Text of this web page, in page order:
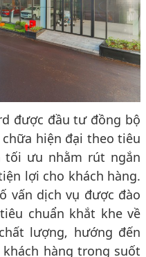
được đầu tư đồng bộ
hiện đại theo tiêu
tối ưu nhằm rút ngắn
lợi cho khách hàng.
vấn dịch vụ được đào
chuẩn khắt khe về
lượng, hướng đến
hàng trong suốt